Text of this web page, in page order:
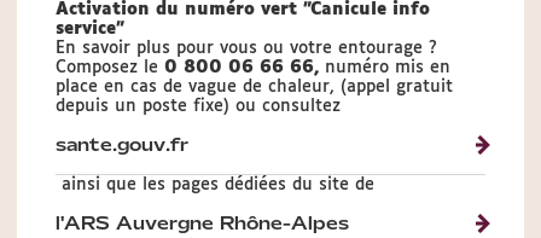
Activation du numéro vert "Canicule info
service"
En savoir plus pour vous ou votre entourage ?
Composez le 0 800 06 66 66, numéro mis en
place en cas de vague de chaleur, (appel gratuit
depuis un poste fixe) ou consultez
sante.gouv.fr
ainsi que les pages dédiées du site de
l'ARS Auvergne Rhône-Alpes